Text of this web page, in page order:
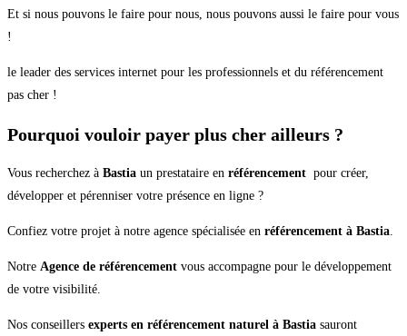
Et si nous pouvons le faire pour nous, nous pouvons aussi le faire pour vous
!
le leader des services internet pour les professionnels et du référencement
pas cher !
Pourquoi vouloir payer plus cher ailleurs ?
Vous recherchez à Bastia un prestataire en référencement pour créer,
développer et pérenniser votre présence en ligne ?
Confiez votre projet à notre agence spécialisée en référencement à Bastia.
Notre Agence de référencement vous accompagne pour le développement
de votre visibilité.
Nos conseillers experts en référencement naturel à Bastia sauront